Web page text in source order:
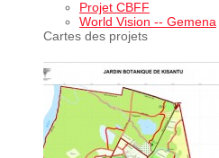
Projet CBFF
World Vision -- Gemena
Cartes des projets